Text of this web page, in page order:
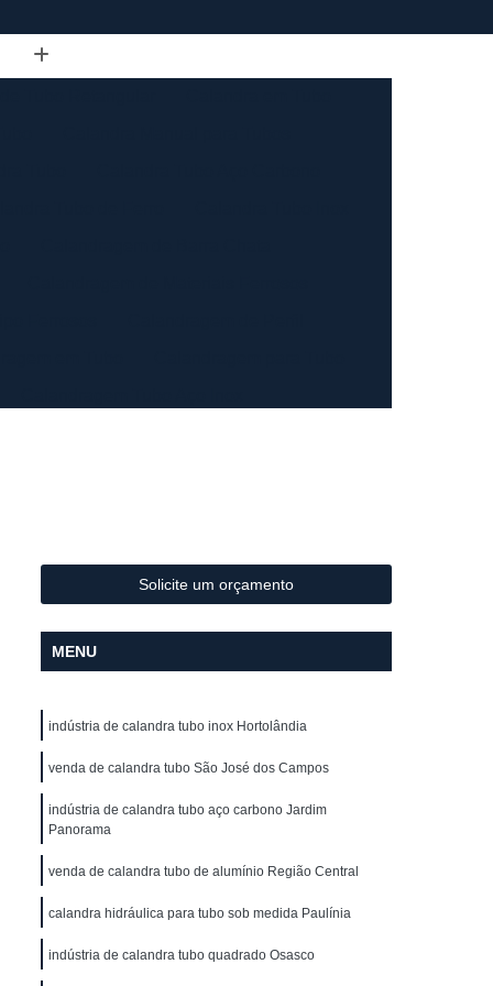
Inox
Conformação para Tubo
de Metal
Conformação
Galvanizado de Escada
Escada
Corrimão em Aço Galvanizado
Galvanizado para Escada
Corrimão Galvanizado de Aço
em Aço
Corrimão de Ferro
Escada
Corrimão em Ferro
Solicite um orçamento
MENU
indústria de calandra tubo inox Hortolândia
venda de calandra tubo São José dos Campos
indústria de calandra tubo aço carbono Jardim
Panorama
venda de calandra tubo de alumínio Região Central
calandra hidráulica para tubo sob medida Paulínia
indústria de calandra tubo quadrado Osasco